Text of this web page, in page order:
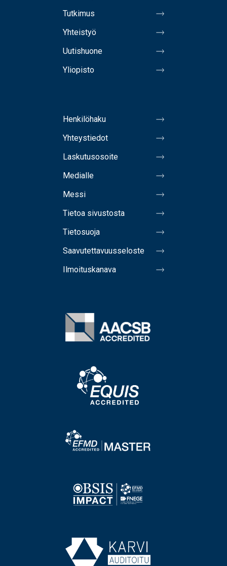
Tutkimus
Yhteistyö
Uutishuone
Yliopisto
Henkilöhaku
Yhteystiedot
Laskutusosoite
Medialle
Messi
Tietoa sivustosta
Tietosuoja
Saavutettavuusseloste
Ilmoituskanava
Bild
Bild
Bild
Bild
Bild